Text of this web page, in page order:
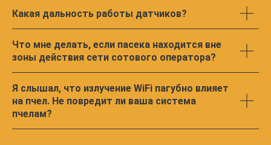
Какая дальность работы датчиков?
Что мне делать, если пасека находится вне
зоны действия сети сотового оператора?
Я слышал, что излучение WiFi пагубно влияет
на пчел. Не повредит ли ваша система
пчелам?